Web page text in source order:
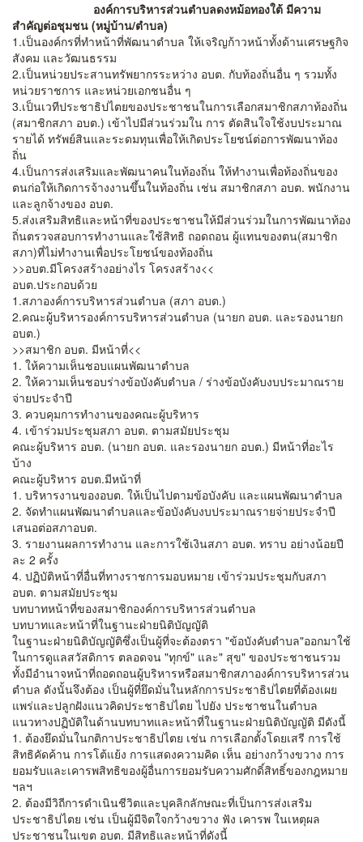
องค์การบริหารส่วนตำบลดงหม้อทองใต้ มีความ
สําคัญต่อชุมชน (หมู่บ้าน/ตําบล)
1.เป็นองค์กรที่ทําหน้าที่พัฒนาตําบล ให้เจริญก้าวหน้าทั้งด้านเศรษฐกิจ
สังคม และวัฒนธรรม
2.เป็นหน่วยประสานทรัพยากรระหว่าง อบต. กับท้องถิ่นอื่น ๆ รวมทั้ง
หน่วยราชการ และหน่วยเอกชนอื่น ๆ
3.เป็นเวทีประชาธิปไตยของประชาชนในการเลือกสมาชิกสภาท้องถิ่น
(สมาชิกสภา อบต.) เข้าไปมีส่วนร่วมใน การ ตัดสินใจใช้งบประมาณ
รายได้ ทรัพย์สินและระดมทุนเพื่อให้เกิดประโยชน์ต่อการพัฒนาท้อง
ถิ่น
4.เป็นการส่งเสริมและพัฒนาคนในท้องถิ่น ให้ทํางานเพื่อท้องถิ่นของ
ตนก่อให้เกิดการจ้างงานขึ้นในท้องถิ่น เช่น สมาชิกสภา อบต. พนักงาน
และลูกจ้างของ อบต.
5.ส่งเสริมสิทธิและหน้าที่ของประชาชนให้มีส่วนร่วมในการพัฒนาท้อง
ถิ่นตรวจสอบการทํางานและใช้สิทธิ ถอดถอน ผู้แทนของตน(สมาชิก
สภา)ที่ไม่ทํางานเพื่อประโยชน์ของท้องถิ่น
>>อบต.มีโครงสร้างอย่างไร โครงสร้าง<<
อบต.ประกอบด้วย
1.สภาองค์การบริหารส่วนตําบล (สภา อบต.)
2.คณะผู้บริหารองค์การบริหารส่วนตําบล (นายก อบต. และรองนายก
อบต.)
>>สมาชิก อบต. มีหน้าที่<<
1. ให้ความเห็นชอบแผนพัฒนาตําบล
2. ให้ความเห็นชอบร่างข้อบังคับตําบล / ร่างข้อบังคับงบประมาณราย
จ่ายประจําปี
3. ควบคุมการทํางานของคณะผู้บริหาร
4. เข้าร่วมประชุมสภา อบต. ตามสมัยประชุม
คณะผู้บริหาร อบต. (นายก อบต. และรองนายก อบต.) มีหน้าที่อะไร
บ้าง
คณะผู้บริหาร อบต.มีหน้าที่
1. บริหารงานของอบต. ให้เป็นไปตามข้อบังคับ และแผนพัฒนาตําบล
2. จัดทําแผนพัฒนาตําบลและข้อบังคับงบประมาณรายจ่ายประจําปี
เสนอต่อสภาอบต.
3. รายงานผลการทํางาน และการใช้เงินสภา อบต. ทราบ อย่างน้อยปี
ละ 2 ครั้ง
4. ปฏิบัติหน้าที่อื่นที่ทางราชการมอบหมาย เข้าร่วมประชุมกับสภา
อบต. ตามสมัยประชุม
บทบาทหน้าที่ของสมาชิกองค์การบริหารส่วนตําบล
บทบาทและหน้าที่ในฐานะฝ่ายนิติบัญญัติ
ในฐานะฝ่ายนิติบัญญัติซึ่งเป็นผู้ที่จะต้องตรา "ข้อบังคับตําบล"ออกมาใช้
ในการดูแลสวัสดิการ ตลอดจน "ทุกข์" และ" สุข" ของประชาชนรวม
ทั้งมีอํานาจหน้าที่ถอดถอนผู้บริหารหรือสมาชิกสภาองค์การบริหารส่วน
ตําบล ดังนั้นจึงต้อง เป็นผู้ที่ยึดมั่นในหลักการประชาธิปไตยที่ต้องเผย
แพร่และปลูกฝังแนวคิดประชาธิปไตย ไปยัง ประชาชนในตําบล
แนวทางปฏิบัติในด้านบทบาทและหน้าที่ในฐานะฝ่ายนิติบัญญัติ มีดังนี้
1. ต้องยึดมั่นในกติกาประชาธิปไตย เช่น การเลือกตั้งโดยเสรี การใช้
สิทธิคัดค้าน การโต้แย้ง การแสดงความคิด เห็น อย่างกว้างขวาง การ
ยอมรับและเคารพสิทธิของผู้อื่นการยอมรับความศักดิ์สิทธิ์ของกฎหมาย
ฯลฯ
2. ต้องมีวิถีการดําเนินชีวิตและบุคลิกลักษณะที่เป็นการส่งเสริม
ประชาธิปไตย เช่น เป็นผู้มีจิตใจกว้างขวาง ฟัง เคารพ ในเหตุผล
ประชาชนในเขต อบต. มีสิทธิและหน้าที่ดังนี้